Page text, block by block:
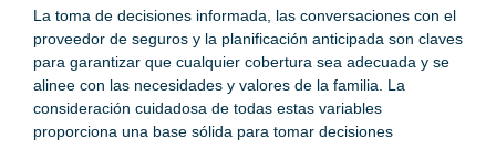
La toma de decisiones informada, las conversaciones con el
proveedor de seguros y la planificación anticipada son claves
para garantizar que cualquier cobertura sea adecuada y se
alinee con las necesidades y valores de la familia. La
consideración cuidadosa de todas estas variables
proporciona una base sólida para tomar decisiones